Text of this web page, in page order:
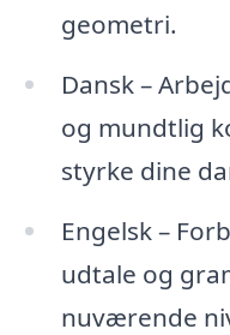
geometri.
Dansk –
og mundtlig
styrke dine
Engelsk –
udtale og
nuværende